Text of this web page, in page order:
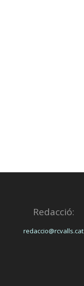
Redacció:
redaccio@rcvalls.cat